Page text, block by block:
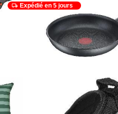
Expédié en 5 jours